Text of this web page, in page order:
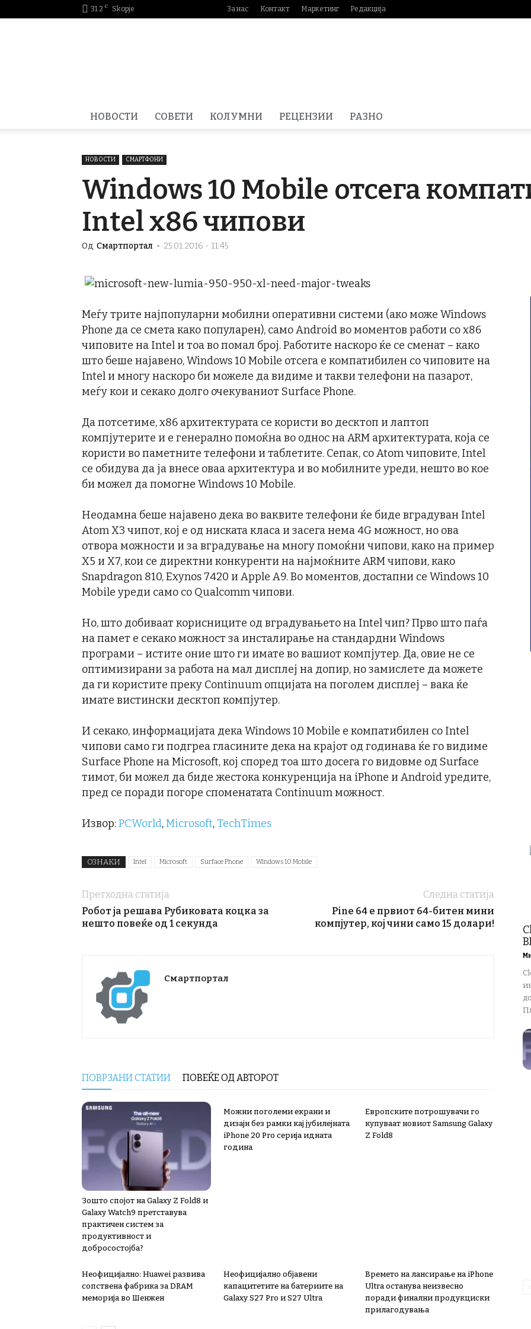
31.2 C Skopje За нас Контакт Маркетинг Редакција
НОВОСТИ СОВЕТИ КОЛУМНИ РЕЦЕНЗИИ РАЗНО
НОВОСТИ СМАРТФОНИ
Windows 10 Mobile отсега
Intel x86 чипови
Од Смартпортал - 25.01.2016 - 11:45
Меѓу трите најпопуларни мобилни оперативни системи (ако може Windows
Phone да се смета како популарен), само Android во моментов работи со x86
чиповите на Intel и тоа во помал број. Работите наскоро ќе се сменат – како
што беше најавено, Windows 10 Mobile отсега е компатибилен со чиповите на
Intel и многу наскоро би можеле да видиме и такви телефони на пазарот,
меѓу кои и секако долго очекуваниот Surface Phone.
Да потсетиме, x86 архитектурата се користи во десктоп и лаптоп
компјутерите и е генерално помоќна во однос на ARM архитектурата, која се
користи во паметните телефони и таблетите. Сепак, со Atom чиповите, Intel
се обидува да ја внесе оваа архитектура и во мобилните уреди, нешто во кое
би можел да помогне Windows 10 Mobile.
Неодамна беше најавено дека во ваквите телефони ќе биде вградуван Intel
Atom X3 чипот, кој е од ниската класа и засега нема 4G можност, но ова
отвора можности и за вградување на многу помоќни чипови, како на пример
X5 и X7, кои се директни конкуренти на најмоќните ARM чипови, како
Snapdragon 810, Exynos 7420 и Apple A9. Во моментов, достапни се Windows 10
Mobile уреди само со Qualcomm чипови.
Но, што добиваат корисниците од вградувањето на Intel чип? Прво што паѓа
на памет е секако можност за инсталирање на стандардни Windows
програми – истите оние што ги имате во вашиот компјутер. Да, овие не се
оптимизирани за работа на мал дисплеј на допир, но замислете да можете
да ги користите преку Continuum опцијата на поголем дисплеј – вака ќе
имате вистински десктоп компјутер.
И секако, информацијата дека Windows 10 Mobile е компатибилен со Intel
чипови само ги подгреа гласините дека на крајот од годинава ќе го видиме
Surface Phone на Microsoft, кој според тоа што досега го видовме од Surface
тимот, би можел да биде жестока конкуренција на iPhone и Android уредите,
пред се поради погоре споменатата Continuum можност.
Извор:PCWorld,Microsoft, TechTimes
ОЗНАКИ Intel Microsoft Surface Phone Windows 10 Mobile
Претходна статија
Робот ја решава Рубиковата коцка за
нешто повеќе од 1 секунда
Следна статија
Pine 64 е првиот 64-битен мини
компјутер, кој чини само 15 долари!
Смартпортал
ПОВРЗАНИ СТАТИИ ПОВЕЌЕ ОД АВТОРОТ
Зошто спојот на Galaxy Z Fold8 и
Galaxy Watch9 претставува
практичен систем за
продуктивност и
добросостојба?
Можни поголеми екрани и
дизајн без рамки кај јубилејната
iPhone 20 Pro серија идната
година
Европските потрошувачи го
купуваат новиот Samsung Galaxy
Z Fold8
Неофицијално: Huawei развива
сопствена фабрика за DRAM
меморија во Шенжен
Неофицијално објавени
капацитетите на батериите на
Galaxy S27 Pro и S27 Ultra
Времето на лансирање на iPhone
Ultra останува неизвесно
поради финални продукциски
прилагодувања